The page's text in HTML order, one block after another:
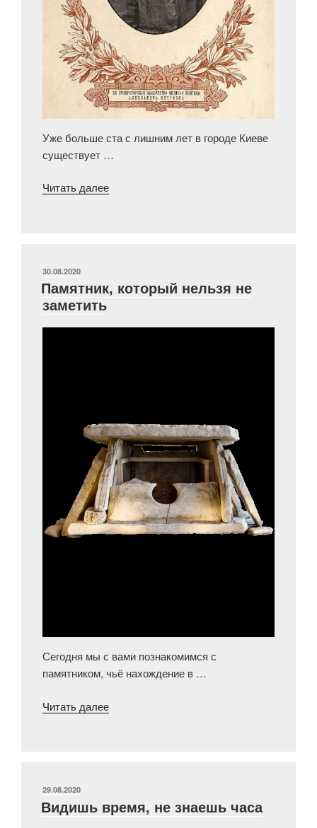
Уже больше ста с лишним лет в городе Киеве
существует …
Читать далее«Святая
ОПУБЛИКОВАНО
30.08.2020
Памятник, который нельзя не
заметить
Сегодня мы с вами познакомимся с
памятником, чьё нахождение в …
Читать далее«Памятник,
ОПУБЛИКОВАНО
29.08.2020
Видишь время, не знаешь часа